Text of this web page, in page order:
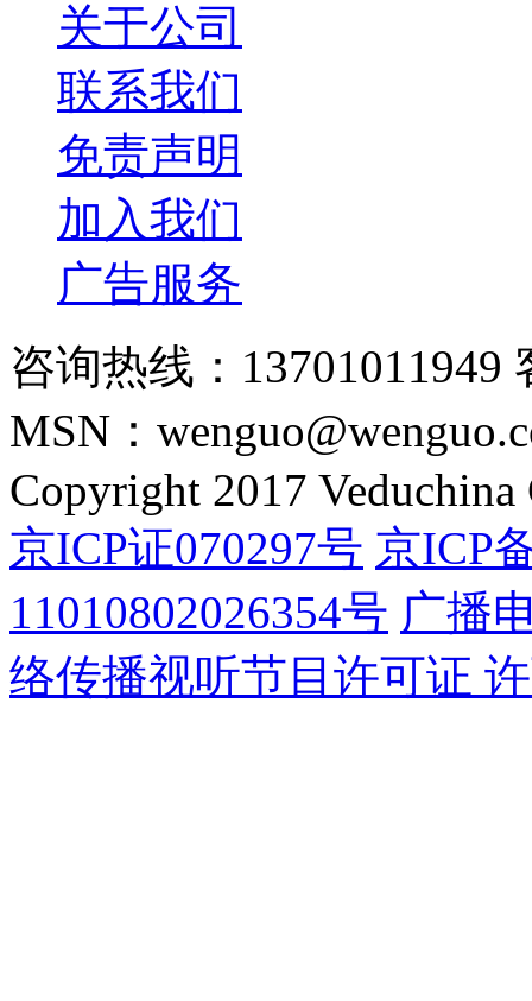
关于公司
联系我们
免责声明
加入我们
广告服务
咨询热线：13701011949
MSN：
Copyright 2017
京ICP证070297号 京ICP
11010802026354号 广播
络传播视听节目许可证